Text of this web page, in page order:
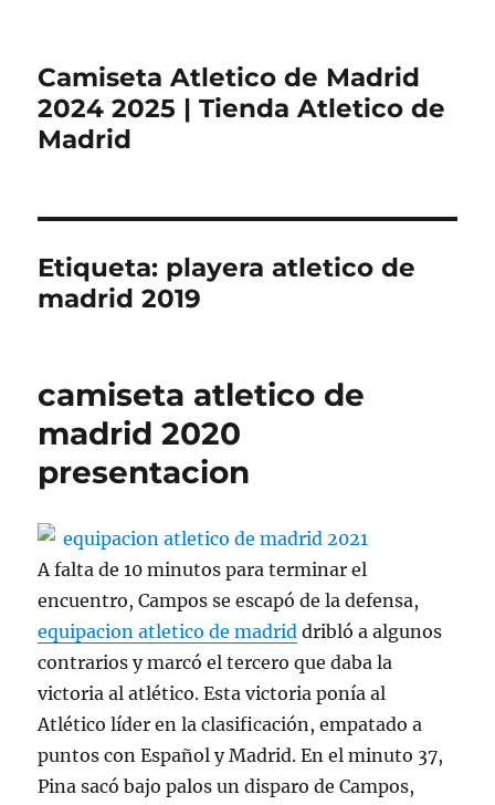
Camiseta Atletico de Madrid
2024 2025 | Tienda Atletico de
Madrid
Etiqueta: playera atletico de
madrid 2019
camiseta atletico de
madrid 2020
presentacion
A falta de 10 minutos para terminar el
encuentro, Campos se escapó de la defensa,
equipacion atletico de madrid dribló a algunos
contrarios y marcó el tercero que daba la
victoria al atlético. Esta victoria ponía al
Atlético líder en la clasificación, empatado a
puntos con Español y Madrid. En el minuto 37,
Pina sacó bajo palos un disparo de Campos,